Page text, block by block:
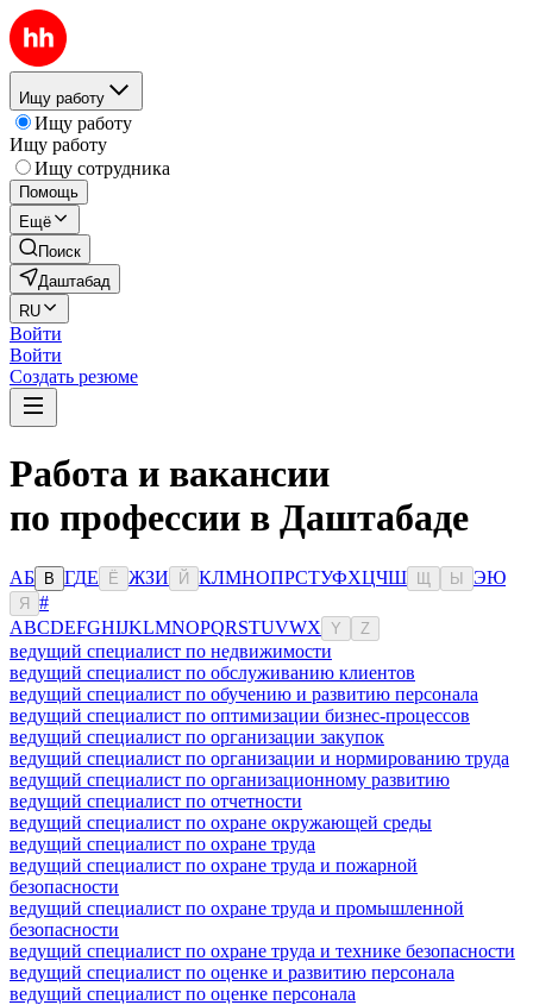
Ищу работу
Ищу работу
Ищу работу
Ищу сотрудника
Помощь
Ещё
Поиск
Даштабад
RU
Войти
Войти
Создать резюме
Работа и вакансии
по профессии в Даштабаде
АБ В ГДЕ Ё ЖЗИ Й КЛМНОПРСТУФХЦЧШ Ы ЭЮ
Я
#
ABCDEFGHIJKLMNOPQRSTUVWX Y Z
ведущий специалист по недвижимости
ведущий специалист по обслуживанию клиентов
ведущий специалист по обучению и развитию персонала
ведущий специалист по оптимизации бизнес-процессов
ведущий специалист по организации закупок
ведущий специалист по организации и нормированию труда
ведущий специалист по организационному развитию
ведущий специалист по отчетности
ведущий специалист по охране окружающей среды
ведущий специалист по охране труда
ведущий специалист по охране труда и пожарной
безопасности
ведущий специалист по охране труда и промышленной
безопасности
ведущий специалист по охране труда и технике безопасности
ведущий специалист по оценке и развитию персонала
ведущий специалист по оценке персонала